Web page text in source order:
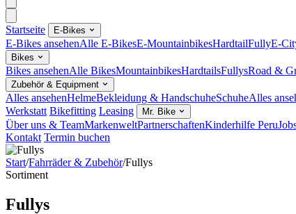
Startseite E-Bikes
E-Bikes ansehenAlle E-BikesE-MountainbikesHardtailFullyE-
Bikes
Bikes ansehenAlle BikesMountainbikesHardtailsFullysRoad &
Zubehör & Equipment
Alles ansehenHelmeBekleidung & HandschuheSchuheAlles
Werkstatt Bikefitting Leasing Mr. Bike
Über uns & TeamMarkenweltPartnerschaftenKinderhilfe Peru
Kontakt Termin buchen
Start/Fahrräder & Zubehör/Fullys
Sortiment
Fullys